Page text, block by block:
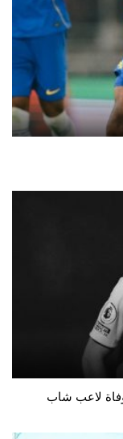
وفاة لاعب شاب